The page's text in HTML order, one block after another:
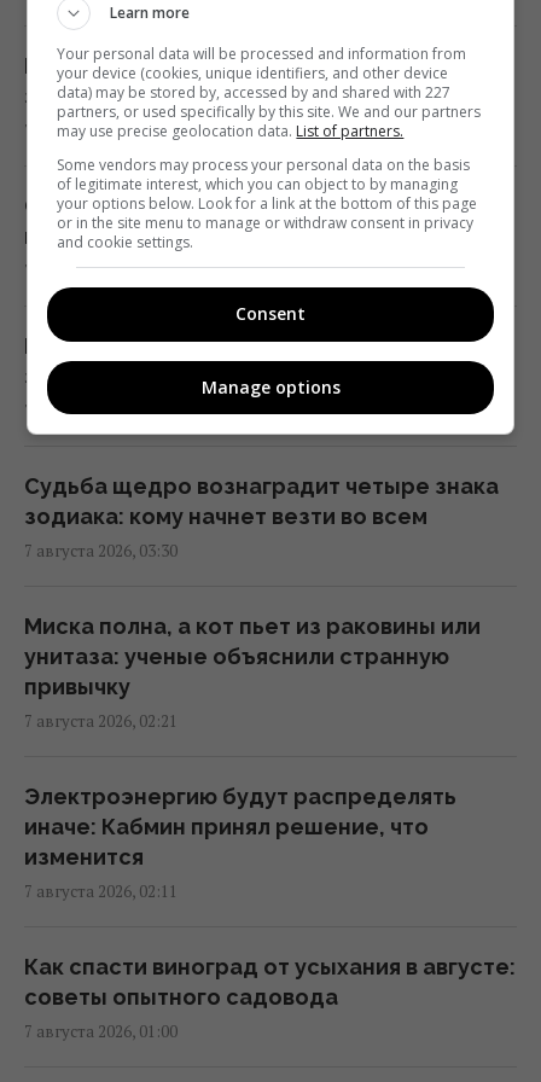
назван простой предмет в салоне,
который может помочь
01:23 пятница, 07 августа 2026
"Достаточно, чтобы выжить, а не
победить": бывшая сотрудница НАТО о
поставках ракет Украине
01:19 пятница, 07 августа 2026
Одна настройка, которую стоит изменить
всем владельцам новых телевизоров
00:25 пятница, 07 августа 2026
"Они нужны нам самим": Трамп
отреагировал на просьбу Зеленского
предоставить ракеты для системы Patriot
Ученые нашли отпечатки пальцев на
керамике возрастом 8000 лет: что их
удивило
Атака дронов на Москву: аналитики
оценили эффективность работы
российской ПВО
Женщины с дипломами чаще выбирают
успешных мужчин без высшего
Какая идеальная пара для Близнеца: три
знака, с которыми союз почти безупречен
7 августа 2026, 04:54
Супертест на IQ: нужно найти 3 отличия на
картинке лесного ужина за 17 с
7 августа 2026, 04:00
Как заточить ножницы с помощью сахара
за 2 минуты — лайфхак от повара
7 августа 2026, 03:58
Судьба щедро вознаградит четыре знака
зодиака: кому начнет везти во всем
7 августа 2026, 03:30
Миска полна, а кот пьет из раковины или
унитаза: ученые объяснили странную
привычку
7 августа 2026, 02:21
Электроэнергию будут распределять
иначе: Кабмин принял решение, что
изменится
7 августа 2026, 02:11
Как спасти виноград от усыхания в августе:
советы опытного садовода
7 августа 2026, 01:00
Learn more
Your personal data will be processed and information from
your device (cookies, unique identifiers, and other device
data) may be stored by, accessed by and shared with 227
partners, or used specifically by this site. We and our partners
may use precise geolocation data. List of partners.
Some vendors may process your personal data on the basis
of legitimate interest, which you can object to by managing
your options below. Look for a link at the bottom of this page
or in the site menu to manage or withdraw consent in privacy
and cookie settings.
Consent
Manage options